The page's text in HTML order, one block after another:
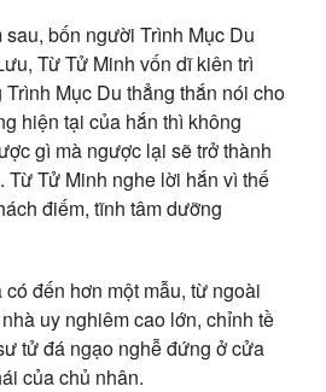
bốn người Trình Mục Du
Từ Tử Minh vốn dĩ kiên trì
Mục Du thẳng thắn nói cho
hiện tại của hắn thì không
gì mà ngược lại sẽ trở thành
Từ Tử Minh nghe lời hắn vì thế
điếm, tĩnh tâm dưỡng
đến hơn một mẫu, từ ngoài
uy nghiêm cao lớn, chỉnh tề
tử đá ngạo nghễ đứng ở cửa
của chủ nhân.